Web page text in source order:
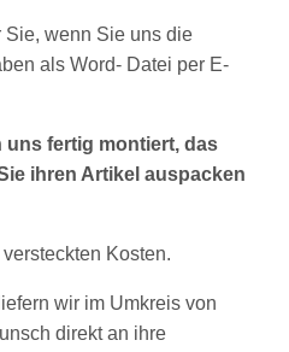
Sie, wenn Sie uns die
als Word- Datei per E-
uns fertig montiert, das
ihren Artikel auspacken
Kosten.
wir im Umkreis von
direkt an ihre